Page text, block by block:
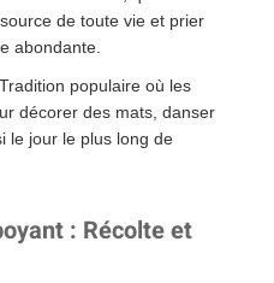
de toute vie et prier
abondante.
Tradition populaire où les
décorer des mats, danser
le jour le plus long de
: Récolte et